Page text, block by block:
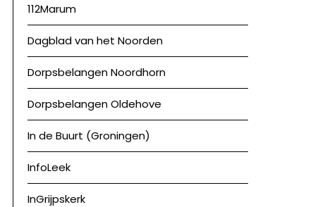
112Marum
Dagblad van het Noorden
Dorpsbelangen Noordhorn
Dorpsbelangen Oldehove
In de Buurt (Groningen)
InfoLeek
InGrijpskerk